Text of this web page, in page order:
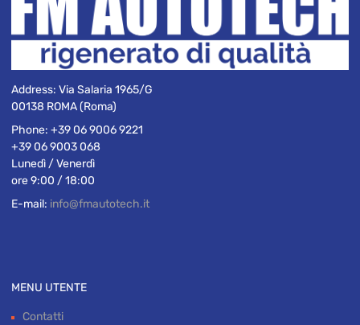
Address: Via Salaria 1965/G
00138 ROMA (Roma)
Phone: +39 06 9006 9221
+39 06 9003 068
Lunedì / Venerdì
ore 9:00 / 18:00
E-mail: info@fmautotech.it
MENU UTENTE
Contatti